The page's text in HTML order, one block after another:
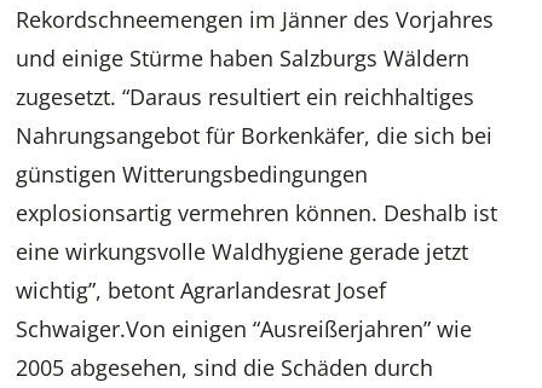
Rekordschneemengen im Jänner des Vorjahres
und einige Stürme haben Salzburgs Wäldern
zugesetzt. “Daraus resultiert ein reichhaltiges
Nahrungsangebot für Borkenkäfer, die sich bei
günstigen Witterungsbedingungen
explosionsartig vermehren können. Deshalb ist
eine wirkungsvolle Waldhygiene gerade jetzt
wichtig”, betont Agrarlandesrat Josef
Schwaiger.Von einigen “Ausreißerjahren” wie
2005 abgesehen, sind die Schäden durch